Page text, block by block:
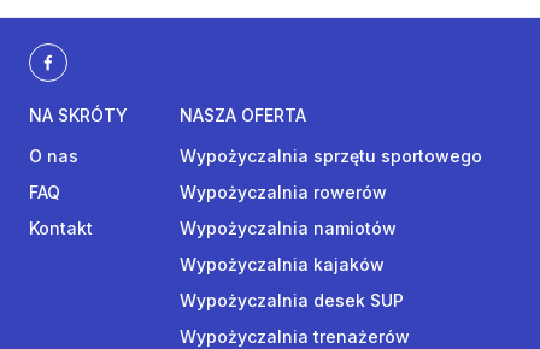
NA SKRÓTY
O nas
FAQ
Kontakt
NASZA OFERTA
Wypożyczalnia sprzętu sportowego
Wypożyczalnia rowerów
Wypożyczalnia namiotów
Wypożyczalnia kajaków
Wypożyczalnia desek SUP
Wypożyczalnia trenażerów